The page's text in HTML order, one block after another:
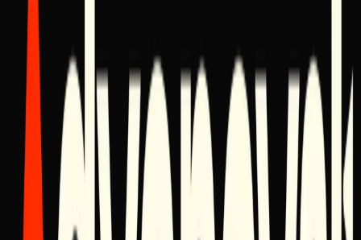
Bem-vindo à Advancyst. Estes Termos e Condições regem o seu
uso do nosso website e serviços. Ao aceder ou utilizar a nossa
plataforma, concorda em cumprir estes termos. A nossa abordagem
arquitetónica aos sistemas requer um compromisso com a
e a integridade profissional de todas as partes.
2. Propriedade Intelectual
Todas as plantas arquitetónicas, designs de sistemas, bases de
e metodologias desenvolvidas pela Advancyst permanecem
propriedade intelectual exclusiva da Advancyst, a menos que
especificado de outra forma num acordo de serviço formal. A
reprodução ou distribuição não autorizada é estritamente proibida.
3. Compromisso de Serviço